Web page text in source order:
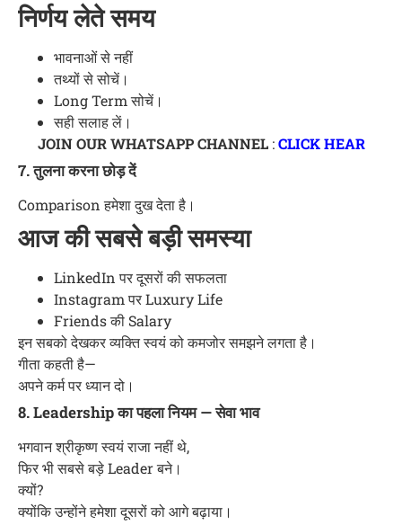
निर्णय लेते समय
भावनाओं से नहीं
तथ्यों से सोचें।
Long Term सोचें।
सही सलाह लें।
JOIN OUR WHATSAPP CHANNEL:CLICK HEAR
7. तुलना करना छोड़ दें
Comparison हमेशा दुख देता है।
आज की सबसे बड़ी समस्या
LinkedIn पर दूसरों की सफलता
Instagram पर Luxury Life
Friends की Salary
इन सबको देखकर व्यक्ति स्वयं को कमजोर समझने लगता है।
गीता कहती है—
अपने कर्म पर ध्यान दो।
8. Leadership का पहला नियम — सेवा भाव
भगवान श्रीकृष्ण स्वयं राजा नहीं थे,
फिर भी सबसे बड़े Leader बने।
क्यों?
क्योंकि उन्होंने हमेशा दूसरों को आगे बढ़ाया।